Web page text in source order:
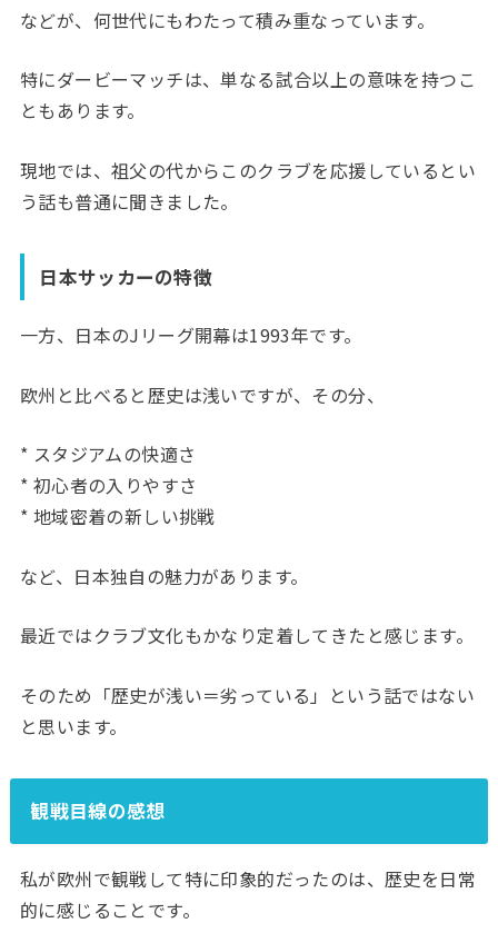
などが、何世代にもわたって積み重なっています。
特にダービーマッチは、単なる試合以上の意味を持つこ
ともあります。
現地では、祖父の代からこのクラブを応援しているとい
う話も普通に聞きました。
日本サッカーの特徴
一方、日本のJリーグ開幕は1993年です。
欧州と比べると歴史は浅いですが、その分、
* スタジアムの快適さ
* 初心者の入りやすさ
* 地域密着の新しい挑戦
など、日本独自の魅力があります。
最近ではクラブ文化もかなり定着してきたと感じます。
そのため「歴史が浅い＝劣っている」という話ではない
と思います。
観戦目線の感想
私が欧州で観戦して特に印象的だったのは、歴史を日常
的に感じることです。